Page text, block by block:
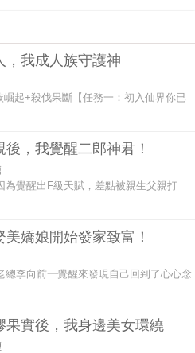
，我成人族守護神
起+殺伐果斷【任務一：初入仙界你已
，我覺醒二郎神君！
為覺醒出F級天賦，差點被親生父親打
嬌娘開始發家致富！
總李向前一覺醒來發現自己回到了心心念
果實後，我身邊美女環繞